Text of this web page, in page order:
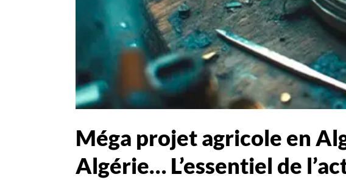
Méga projet agricole en
Algérie… L’essentiel de